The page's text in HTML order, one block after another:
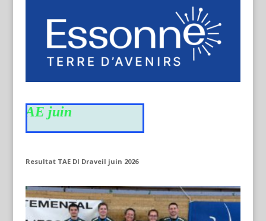
TAE juin
Resultat TAE DI Draveil juin 2026